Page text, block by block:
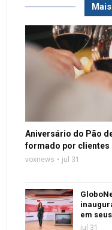
Aniversário do Pão
formado por clientes
voxnews jul 31
em
jul 31